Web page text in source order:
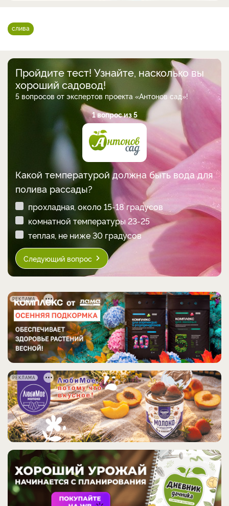
слива
Пройдите тест! Узнайте, насколько вы
хороший садовод!
5 вопросов от экспертов проекта «Антонов сад»!
1 вопрос из 5
Какой температурой должна быть вода для
полива рассады?
прохладная, около 15-18 градусов
комнатной температуры 23-25
теплая, не ниже 30 градусов
Следующий вопрос
РЕКЛАМА
РЕКЛАМА